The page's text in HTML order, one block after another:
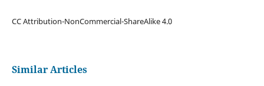
CC Attribution-NonCommercial-ShareAlike 4.0
Similar Articles